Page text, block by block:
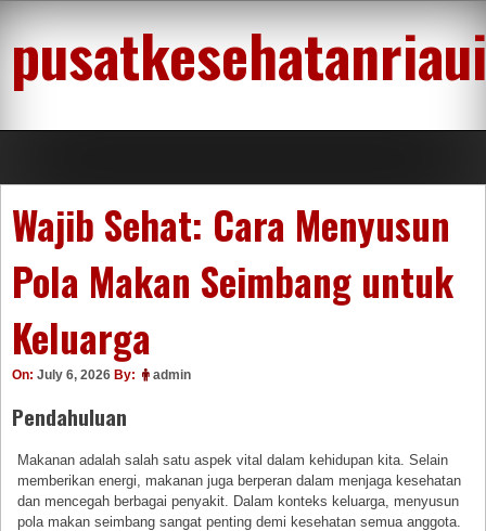
content
Wajib Sehat: Cara Menyusun
Pola Makan Seimbang untuk
Keluarga
On: July 6, 2026 By: admin
Pendahuluan
Makanan adalah salah satu aspek vital dalam kehidupan kita. Selain
memberikan energi, makanan juga berperan dalam menjaga kesehatan
dan mencegah berbagai penyakit. Dalam konteks keluarga, menyusun
pola makan seimbang sangat penting demi kesehatan semua anggota.